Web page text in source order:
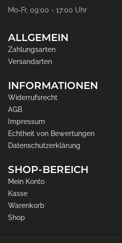
Mo-Fr, 09:00 - 17:00 Uhr
ALLGEMEIN
Zahlungsarten
Versandarten
INFORMATIONEN
Widerrufsrecht
AGB
Impressum
Echtheit von Bewertungen
Datenschutzerklärung
SHOP-BEREICH
Mein Konto
Kasse
Warenkorb
Shop